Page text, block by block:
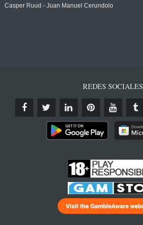
Casper Ruud - Juan Manuel Cerundolo
REDES SOCIALES